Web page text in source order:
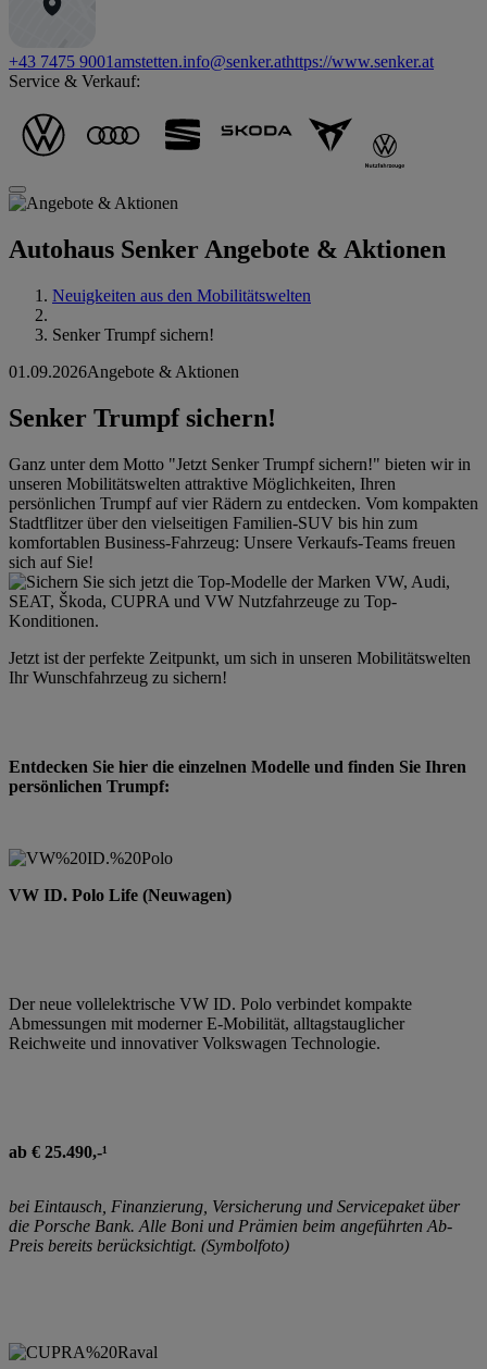
+43 7475 9001amstetten.info@senker.athttps://www.senker.at
Service & Verkauf:
Autohaus Senker Angebote & Aktionen
Neuigkeiten aus den Mobilitätswelten
Senker Trumpf sichern!
01.09.2026Angebote & Aktionen
Senker Trumpf sichern!
Ganz unter dem Motto "Jetzt Senker Trumpf sichern!" bieten wir in
unseren Mobilitätswelten attraktive Möglichkeiten, Ihren
persönlichen Trumpf auf vier Rädern zu entdecken. Vom kompakten
Stadtflitzer über den vielseitigen Familien-SUV bis hin zum
komfortablen Business-Fahrzeug: Unsere Verkaufs-Teams freuen
sich auf Sie!
Jetzt ist der perfekte Zeitpunkt, um sich in unseren Mobilitätswelten
Ihr Wunschfahrzeug zu sichern!
Entdecken Sie hier die einzelnen Modelle und finden Sie Ihren
persönlichen Trumpf:
VW ID. Polo Life (Neuwagen)
Der neue vollelektrische VW ID. Polo verbindet kompakte
Abmessungen mit moderner E-Mobilität, alltagstauglicher
Reichweite und innovativer Volkswagen Technologie.
ab € 25.490,-¹
bei Eintausch, Finanzierung, Versicherung und Servicepaket über
die Porsche Bank. Alle Boni und Prämien beim angeführten Ab-
Preis bereits berücksichtigt. (Symbolfoto)